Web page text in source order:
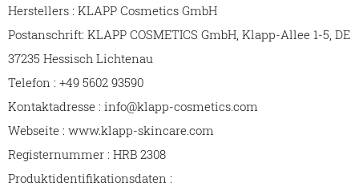
Herstellers : KLAPP Cosmetics GmbH
Postanschrift: KLAPP COSMETICS GmbH, Klapp-Allee 1-5, DE
37235 Hessisch Lichtenau
Telefon : +49 5602 93590
Kontaktadresse : info@klapp-cosmetics.com
Webseite : www.klapp-skincare.com
Registernummer : HRB 2308
Produktidentifikationsdaten :